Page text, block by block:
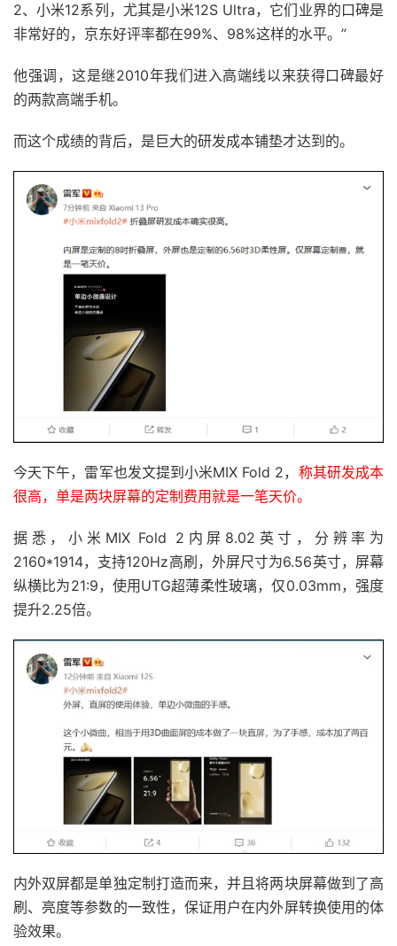
2、小米12系列，尤其是小米12S Ultra，它们业界的口碑是
非常好的，京东好评率都在99%、98%这样的水平。”
他强调，这是继2010年我们进入高端线以来获得口碑最好
的两款高端手机。
而这个成绩的背后，是巨大的研发成本铺垫才达到的。
今天下午，雷军也发文提到小米MIX Fold 2， 称其研发成本
很高，单是两块屏幕的定制费用就是一笔天价。
据悉，小米MIX Fold 2内屏8.02英寸，分辨率为
2160*1914，支持120Hz高刷，外屏尺寸为6.56英寸，屏幕
纵横比为21:9，使用UTG超薄柔性玻璃，仅0.03mm，强度
提升2.25倍。
内外双屏都是单独定制打造而来，并且将两块屏幕做到了高
刷、亮度等参数的一致性，保证用户在内外屏转换使用的体
验效果。